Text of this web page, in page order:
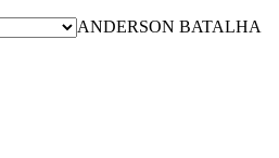
ANDERSON BATALHA